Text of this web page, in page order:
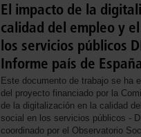
El impacto de la
calidad del empleo y
los servicios públicos
Informe país de España
Este documento de trabajo se ha
del proyecto financiado por la
de la digitalización en la calidad
social en los servicios públicos -
coordinado por el Observatorio